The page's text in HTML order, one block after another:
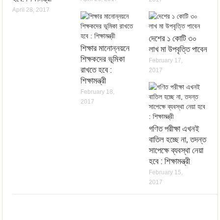
April 28, 2017
শিক্ষার মানোন্নয়নে
শিক্ষকদের ভূমিকা
রাখতে হবে :
শিক্ষামন্ত্রী
February 18,
2017
দেশের ১ কোটি ৩০
লাখ মা উপবৃত্তি পাবেন
February 17,
2017
গণিত পরীক্ষা এখনই
বাতিল হচ্ছে না, তদন্ত
সাপেক্ষে ব্যবস্থা নেয়া
হবে : শিক্ষামন্ত্রী
February 15,
2017